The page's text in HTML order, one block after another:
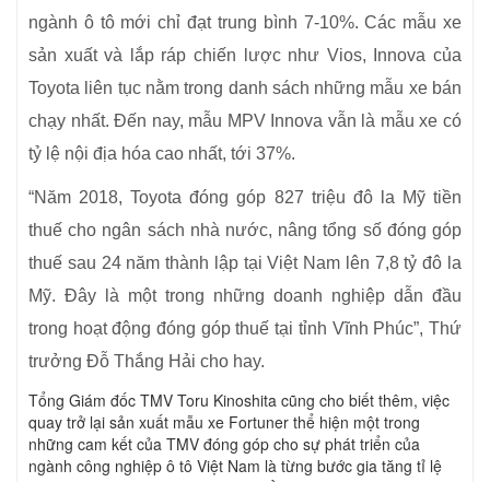
ngành ô tô mới chỉ đạt trung bình 7-10%. Các mẫu xe
sản xuất và lắp ráp chiến lược như Vios, Innova của
Toyota liên tục nằm trong danh sách những mẫu xe bán
chạy nhất. Đến nay, mẫu MPV Innova vẫn là mẫu xe có
tỷ lệ nội địa hóa cao nhất, tới 37%.
“Năm 2018, Toyota đóng góp 827 triệu đô la Mỹ tiền
thuế cho ngân sách nhà nước, nâng tổng số đóng góp
thuế sau 24 năm thành lập tại Việt Nam lên 7,8 tỷ đô la
Mỹ. Đây là một trong những doanh nghiệp dẫn đầu
trong hoạt động đóng góp thuế tại tỉnh Vĩnh Phúc”, Thứ
trưởng Đỗ Thắng Hải cho hay.
Tổng Giám đốc TMV Toru Kinoshita cũng cho biết thêm, việc
quay trở lại sản xuất mẫu xe Fortuner thể hiện một trong
những cam kết của TMV đóng góp cho sự phát triển của
ngành công nghiệp ô tô Việt Nam là từng bước gia tăng tỉ lệ